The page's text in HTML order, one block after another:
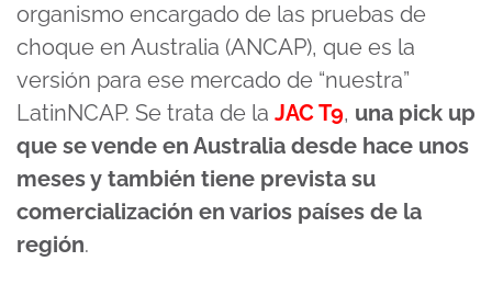
organismo encargado de las pruebas de
choque en Australia (ANCAP), que es la
versión para ese mercado de “nuestra”
LatinNCAP. Se trata de la JAC T9, una pick up
que se vende en Australia desde hace unos
meses y también tiene prevista su
comercialización en varios países de la
región.